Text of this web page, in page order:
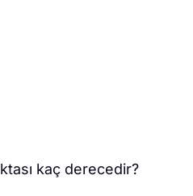
kaç derecedir?